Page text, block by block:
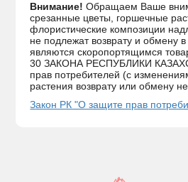
Внимание! Обращаем Ваше
срезанные цветы, горшечные
флористические композиции
не подлежат возврату и обмену в
являются скоропортящимся
30 ЗАКОНА РЕСПУБЛИКИ
прав потребителей (с
растения возврату или обмену
Закон РК "О защите прав